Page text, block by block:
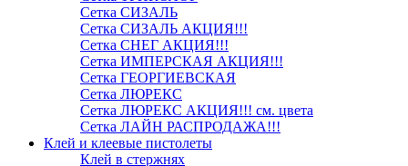
Сетка СИЗАЛЬ
Сетка СИЗАЛЬ АКЦИЯ!!!
Сетка СНЕГ АКЦИЯ!!!
Сетка ИМПЕРСКАЯ АКЦИЯ!!!
Сетка ГЕОРГИЕВСКАЯ
Сетка ЛЮРЕКС
Сетка ЛЮРЕКС АКЦИЯ!!! см. цвета
Сетка ЛАЙН РАСПРОДАЖА!!!
Клей и клеевые пистолеты
Клей в стержнях